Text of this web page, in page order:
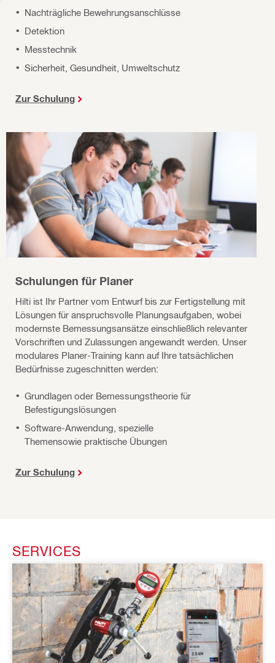
Nachträgliche Bewehrungsanschlüsse
Detektion
Messtechnik
Sicherheit, Gesundheit, Umweltschutz
Zur Schulung
Schulungen für Planer
Hilti ist Ihr Partner vom Entwurf bis zur Fertigstellung mit
Lösungen für anspruchsvolle Planungsaufgaben, wobei
modernste Bemessungsansätze einschließlich relevanter
Vorschriften und Zulassungen angewandt werden. Unser
modulares Planer-Training kann auf Ihre tatsächlichen
Bedürfnisse zugeschnitten werden:
Grundlagen oder Bemessungstheorie für
Befestigungslösungen
Software-Anwendung, spezielle
Themensowie praktische Übungen
Zur Schulung
SERVICES